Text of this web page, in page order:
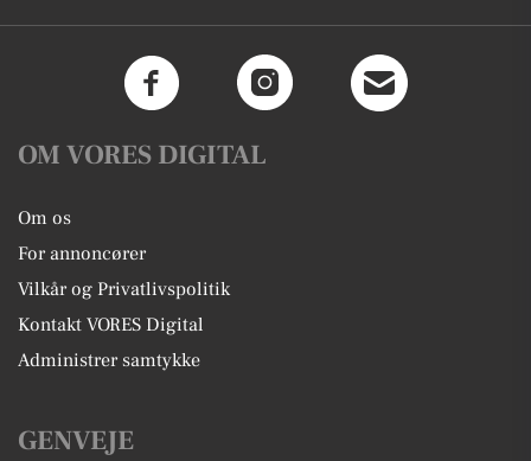
OM VORES DIGITAL
Om os
For annoncører
Vilkår og Privatlivspolitik
Kontakt VORES Digital
Administrer samtykke
GENVEJE